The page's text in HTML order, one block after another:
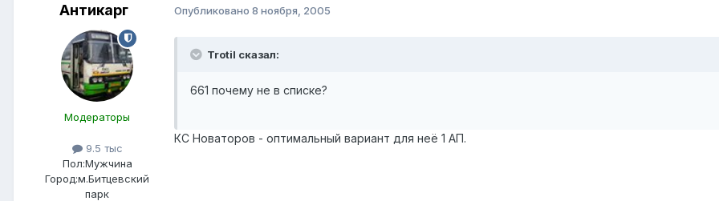
Антикарг
Модераторы
9.5 тыс
Пол:Мужчина
Город:м.Битцевский
парк
Опубликовано 8 ноября, 2005
Trotil сказал:
661 почему не в списке?
КС Новаторов - оптимальный вариант для неё 1 АП.